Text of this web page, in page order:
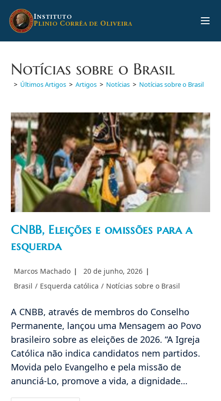
para
INSTITUTO
PLINIO CORRÊA DE OLIVEIRA
Notícias sobre o Brasil
> Últimos Artigos > Artigos > Notícias > Notícias sobre o Brasil
CNBB, Eleições e omissões para a
esquerda
Autor
post:
Marcos Machado
Post
20 de junho, 2026
Categoria
Brasil / Esquerda católica / Notícias sobre o Brasil
A CNBB, através de membros do Conselho
Permanente, lançou uma Mensagem ao Povo
brasileiro sobre as eleições de 2026. “A Igreja
Católica não indica candidatos nem partidos.
Movida pelo Evangelho e pela missão de
anunciá-Lo, promove a vida, a dignidade…